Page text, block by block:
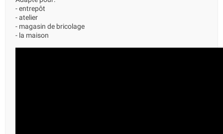
- entrepôt
- atelier
- magasin de bricolage
- la maison